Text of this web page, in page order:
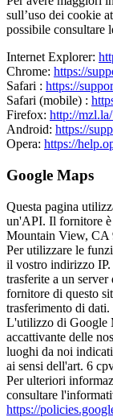
sull’uso dei cookie
possibile consultare
Internet Explorer:
Chrome: https://
Safari : https://
Safari (mobile) :
Firefox: http://
Android: https://
Opera: https://
Google Maps
Questa pagina
un'API. Il fornitore è
Mountain View, CA
Per utilizzare le
il vostro indirizzo
trasferite a un
fornitore di questo
trasferimento di dati.
L'utilizzo di Google
accattivante delle
luoghi da noi
ai sensi dell'art. 6
Per ulteriori
consultare
https://